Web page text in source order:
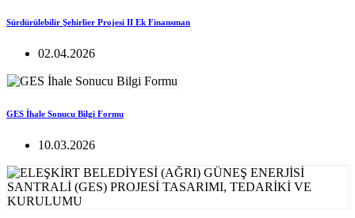
Sürdürülebilir Şehirlier Projesi II Ek Finansman
02.04.2026
GES İhale Sonucu Bilgi Formu
10.03.2026